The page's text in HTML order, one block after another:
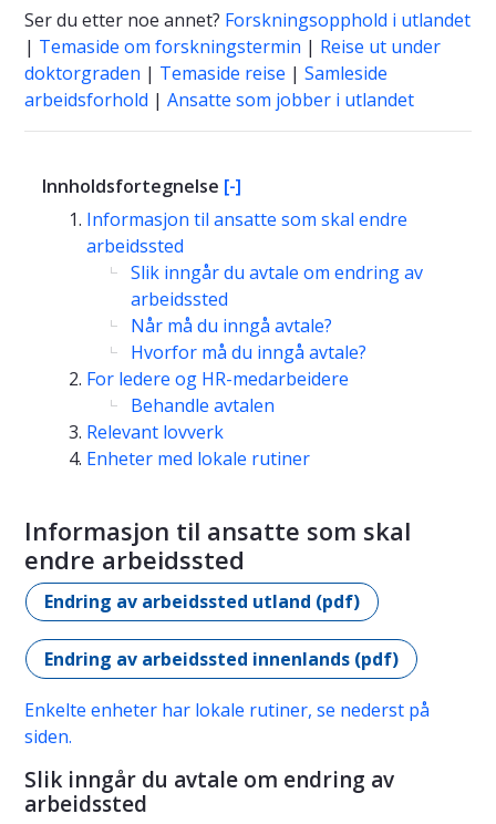
Ser du etter noe annet? Forskningsopphold i utlandet
| Temaside om forskningstermin | Reise ut under
doktorgraden | Temaside reise | Samleside
arbeidsforhold | Ansatte som jobber i utlandet
Innholdsfortegnelse [-]
Informasjon til ansatte som skal endre
arbeidssted
Slik inngår du avtale om endring av
arbeidssted
Når må du inngå avtale?
Hvorfor må du inngå avtale?
For ledere og HR-medarbeidere
Behandle avtalen
Relevant lovverk
Enheter med lokale rutiner
Informasjon til ansatte som skal
endre arbeidssted
Endring av arbeidssted utland (pdf)
Endring av arbeidssted innenlands (pdf)
Enkelte enheter har lokale rutiner, se nederst på
siden.
Slik inngår du avtale om endring av
arbeidssted